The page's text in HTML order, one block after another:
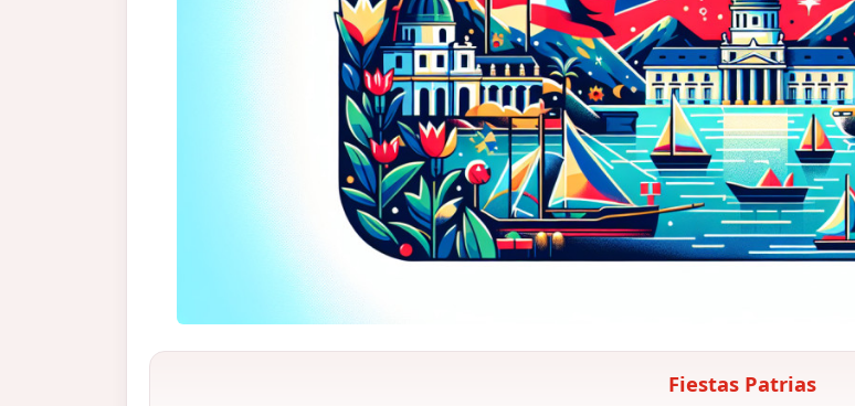
Fiestas Patrias